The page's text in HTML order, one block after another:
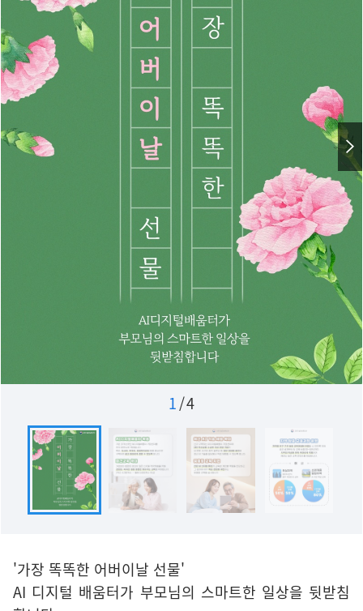
1/4
'가장 똑똑한 어버이날 선물'
AI 디지털 배움터가 부모님의 스마트한 일상을 뒷받침